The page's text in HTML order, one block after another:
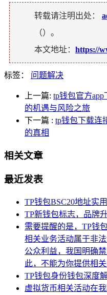
转载请注明出处：
（ ）。
本文地址： https://
标签： 问题解决
上一篇: tp钱包官方
的机遇与风险之旅
下一篇 : tp钱包下载连
的真相
相关文章
最近发表
TP钱包BSC20地址实
TP新钱包标志，品牌
需要提醒的是，TP钱
相关业务活动属于非
公众利益，我国明确
此，不能为你提供相
TP钱包身份钱包深度
虚拟货币相关活动在